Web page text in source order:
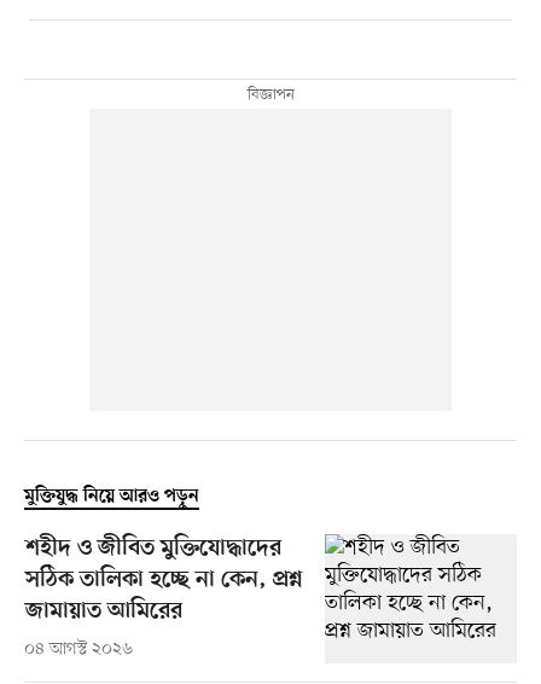
মুক্তিযুদ্ধ নিয়ে আরও পড়ুন
শহীদ ও জীবিত মুক্তিযোদ্ধাদের
সঠিক তালিকা হচ্ছে না কেন, প্রশ্ন
জামায়াত আমিরের
০৪ আগস্ট ২০২৬